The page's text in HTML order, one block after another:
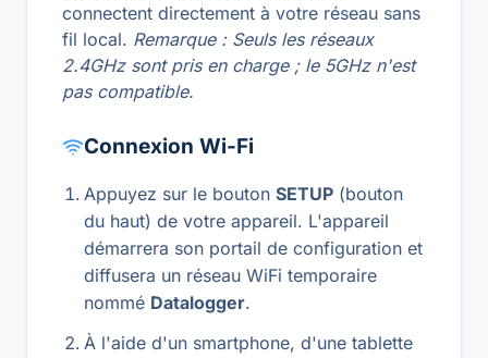
connectent directement à votre réseau sans
fil local. Remarque : Seuls les réseaux
2.4GHz sont pris en charge ; le 5GHz n'est
pas compatible.
Connexion Wi-Fi
Appuyez sur le bouton SETUP (bouton
du haut) de votre appareil. L'appareil
démarrera son portail de configuration et
diffusera un réseau WiFi temporaire
nommé Datalogger.
À l'aide d'un smartphone, d'une tablette